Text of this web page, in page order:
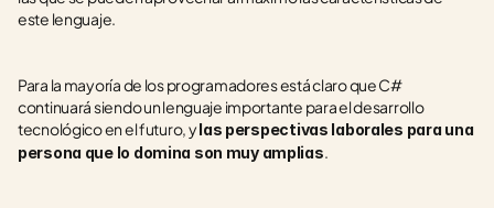
este lenguaje.
Para la mayoría de los programadores está claro que C#
continuará siendo un lenguaje importante para el desarrollo
tecnológico en el futuro, y las perspectivas laborales para una
persona que lo domina son muy amplias.